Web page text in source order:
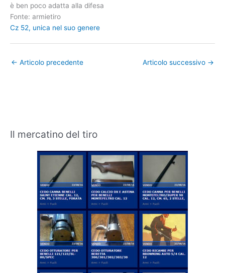
è ben poco adatta alla difesa
Fonte: armietiro
Cz 52, unica nel suo genere
← Articolo precedente Articolo successivo →
Il mercatino del tiro